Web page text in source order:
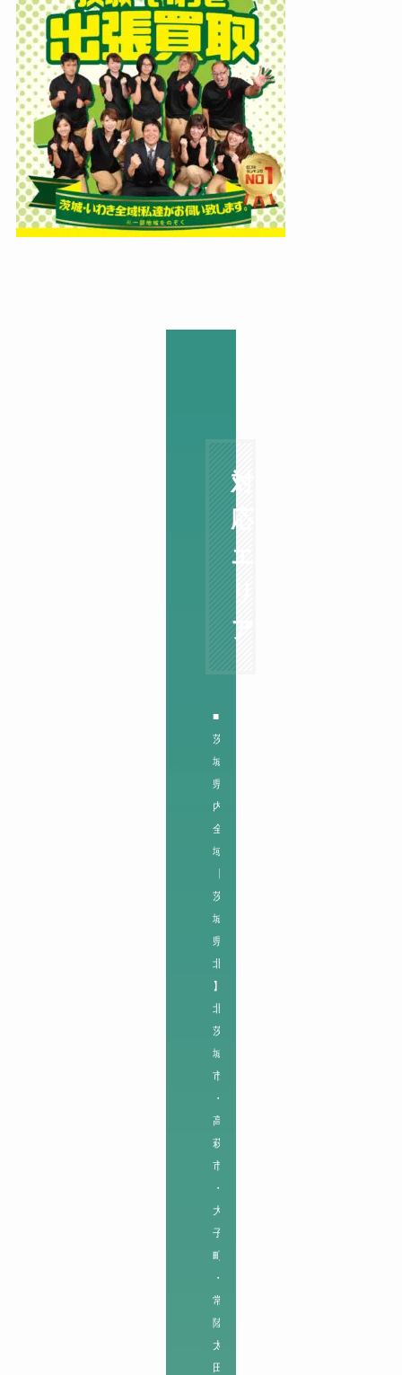
対
応
エ
ア
■
茨
城
県
内
全
域
茨
城
県
北
】
北
茨
城
市
・
高
萩
市
・
大
子
町
・
常
陸
太
田